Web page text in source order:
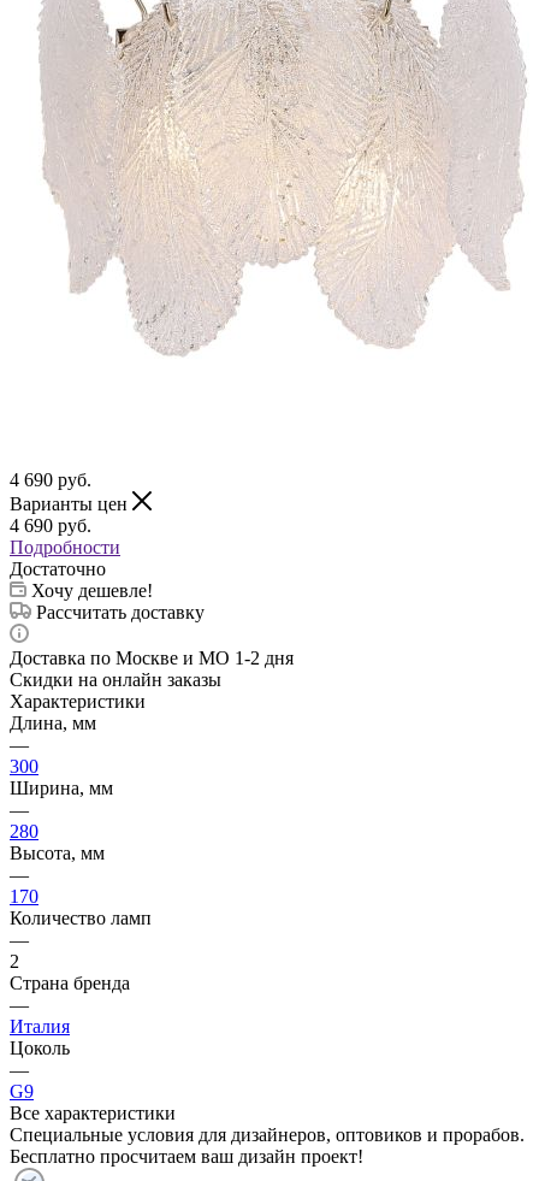
4 690 руб.
Варианты цен
4 690 руб.
Подробности
Достаточно
Хочу дешевле!
Рассчитать доставку
Доставка по Москве и МО 1-2 дня
Скидки на онлайн заказы
Характеристики
Длина, мм
—
300
Ширина, мм
—
280
Высота, мм
—
170
Количество ламп
—
2
Страна бренда
—
Италия
Цоколь
—
G9
Все характеристики
Специальные условия для дизайнеров, оптовиков и прорабов.
Бесплатно просчитаем ваш дизайн проект!